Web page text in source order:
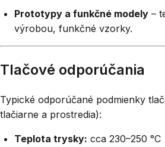
Prototypy a funkčné modely –
výrobou, funkčné vzorky.
Tlačové odporúčania
Typické odporúčané podmienky
tlačiarne a prostredia):
Teplota trysky: cca 230–250 °C